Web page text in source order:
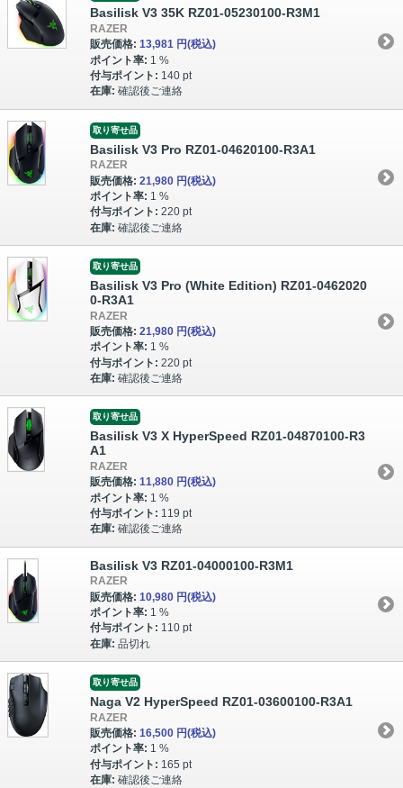
Basilisk V3 35K RZ01-05230100-R3M1
RAZER
販売価格: 13,981 円(税込)
ポイント率: 1 %
付与ポイント: 140 pt
在庫: 確認後ご連絡
取り寄せ品
Basilisk V3 Pro RZ01-04620100-R3A1
RAZER
販売価格: 21,980 円(税込)
ポイント率: 1 %
付与ポイント: 220 pt
在庫: 確認後ご連絡
取り寄せ品
Basilisk V3 Pro (White Edition) RZ01-0462020
0-R3A1
RAZER
販売価格: 21,980 円(税込)
ポイント率: 1 %
付与ポイント: 220 pt
在庫: 確認後ご連絡
取り寄せ品
Basilisk V3 X HyperSpeed RZ01-04870100-R3
A1
RAZER
販売価格: 11,880 円(税込)
ポイント率: 1 %
付与ポイント: 119 pt
在庫: 確認後ご連絡
Basilisk V3 RZ01-04000100-R3M1
RAZER
販売価格: 10,980 円(税込)
ポイント率: 1 %
付与ポイント: 110 pt
在庫: 品切れ
取り寄せ品
Naga V2 HyperSpeed RZ01-03600100-R3A1
RAZER
販売価格: 16,500 円(税込)
ポイント率: 1 %
付与ポイント: 165 pt
在庫: 確認後ご連絡